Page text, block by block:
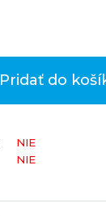
Pridať do
NIE
NIE